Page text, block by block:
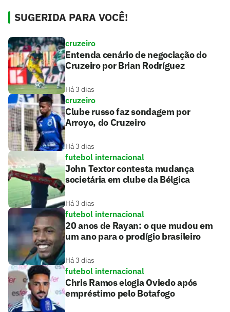
SUGERIDA PARA VOCÊ!
cruzeiro
Entenda cenário de negociação do
Cruzeiro por Brian Rodríguez
Há 3 dias
cruzeiro
Clube russo faz sondagem por
Arroyo, do Cruzeiro
Há 3 dias
futebol internacional
John Textor contesta mudança
societária em clube da Bélgica
Há 3 dias
futebol internacional
20 anos de Rayan: o que mudou em
um ano para o prodígio brasileiro
Há 3 dias
futebol internacional
Chris Ramos elogia Oviedo após
empréstimo pelo Botafogo